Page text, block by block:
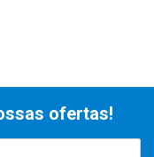
ofertas!